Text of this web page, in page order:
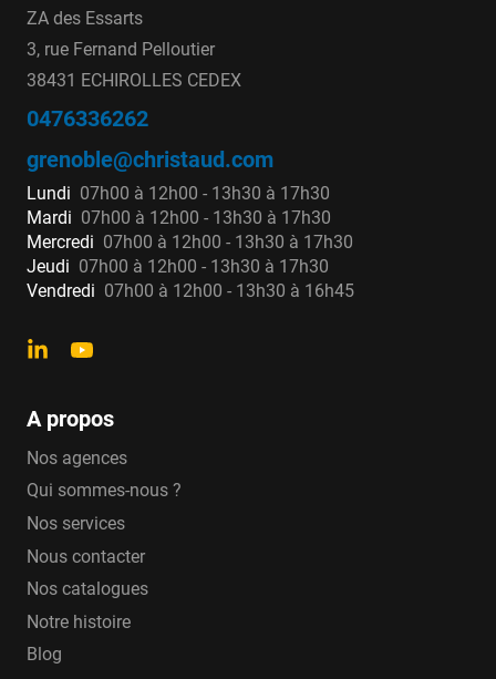
ZA des Essarts
3, rue Fernand Pelloutier
38431 ECHIROLLES CEDEX
0476336262
grenoble@christaud.com
Lundi 07h00 à 12h00 - 13h30 à 17h30
Mardi 07h00 à 12h00 - 13h30 à 17h30
Mercredi 07h00 à 12h00 - 13h30 à 17h30
Jeudi 07h00 à 12h00 - 13h30 à 17h30
Vendredi 07h00 à 12h00 - 13h30 à 16h45
A propos
Nos agences
Qui sommes-nous ?
Nos services
Nous contacter
Nos catalogues
Notre histoire
Blog